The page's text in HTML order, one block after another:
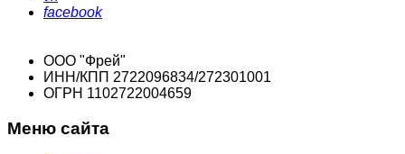
facebook
ООО "Фрей"
ИНН/КПП 2722096834/272301001
ОГРН 1102722004659
Меню сайта